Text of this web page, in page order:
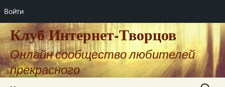
Войти
Клуб Интернет-Творцов
Онлайн сообщество любителей
прекрасного
Найти: